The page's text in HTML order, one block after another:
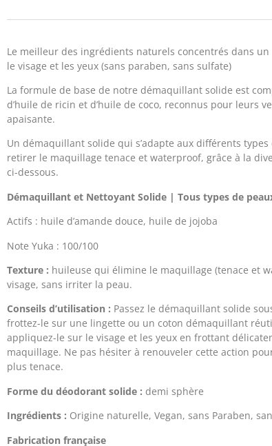
Le meilleur des ingrédients naturels concentrés dans
le visage et les yeux (sans paraben, sans sulfate)
La formule de base de notre démaquillant solide est
d’huile de ricin et d’huile de coco, reconnus pour leurs
apaisante.
Un démaquillant solide qui s’adapte aux différents
retirer le maquillage tenace et waterproof, grâce à la
ci-dessous.
Démaquillant et Nettoyant Solide | Tous types de
Actifs : huile d’amande douce, huile de jojoba
Note Yuka : 100/100
Texture : huileuse qui élimine le maquillage (tenace et
visage, sans irriter la peau.
Conseils d’utilisation : Passez le démaquillant solide
frottez-le sur une lingette ou un coton démaquillant
appliquez-le sur le visage et les yeux en frottant
maquillage. Ne pas hésiter à renouveler cette action
plus tenace.
Forme du déodorant solide : demi sphère
Ingrédients : Origine naturelle, Vegan, sans Paraben,
Fabrication française